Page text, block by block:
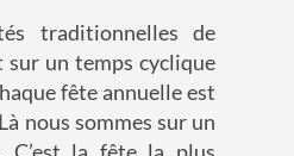
traditionnelles de
sur un temps cyclique
fête annuelleest
Là nous sommes sur un